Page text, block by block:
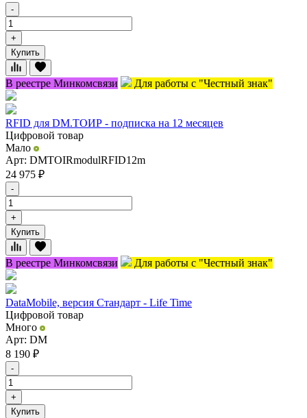
-
+
Купить
В реестре Минкомсвязи Для работы с "Честный знак"
RFID для DM.ТОИР - подписка на 12 месяцев
Цифровой товар
Мало
Арт: DMTOIRmodulRFID12m
24 975 ₽
-
+
Купить
В реестре Минкомсвязи Для работы с "Честный знак"
DataMobile, версия Стандарт - Life Time
Цифровой товар
Много
Арт: DM
8 190 ₽
-
+
Купить